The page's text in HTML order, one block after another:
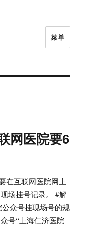
菜单
网医院要6
在互联网医院网上
场挂号记录。 #解
众号挂现场号的规
号“上海仁济医院